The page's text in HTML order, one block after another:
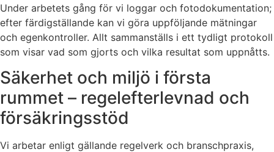
Under arbetets gång för vi loggar och fotodokumentation;
efter färdigställande kan vi göra uppföljande mätningar
och egenkontroller. Allt sammanställs i ett tydligt protokoll
som visar vad som gjorts och vilka resultat som uppnåtts.
Säkerhet och miljö i första
rummet – regelefterlevnad och
försäkringsstöd
Vi arbetar enligt gällande regelverk och branschpraxis,